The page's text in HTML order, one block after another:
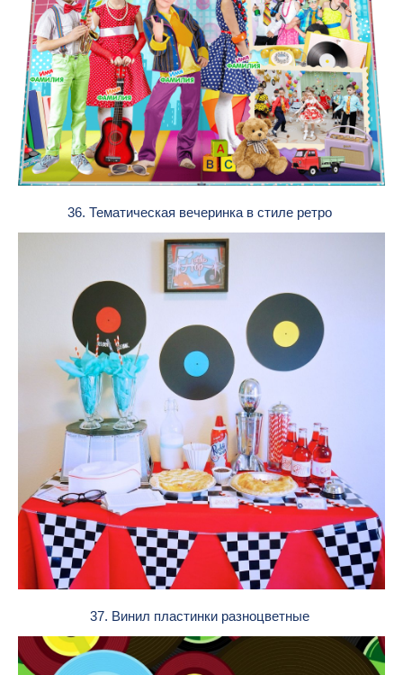
36. Тематическая вечеринка в стиле ретро
37. Винил пластинки разноцветные